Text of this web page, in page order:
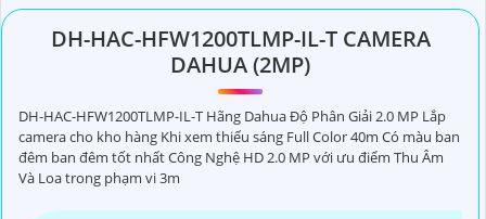
DH-HAC-HFW1200TLMP-IL-T CAMERA
DAHUA (2MP)
DH-HAC-HFW1200TLMP-IL-T Hãng Dahua Độ Phân Giải 2.0 MP Lắp
camera cho kho hàng Khi xem thiếu sáng Full Color 40m Có màu ban
đêm ban đêm tốt nhất Công Nghệ HD 2.0 MP với ưu điểm Thu Âm
Và Loa trong phạm vi 3m